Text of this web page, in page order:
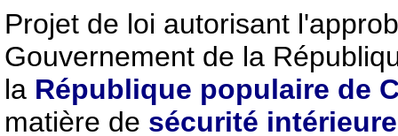
Projet de loi autorisant
Gouvernement de la
la République populaire de
matière de sécurité intérieure